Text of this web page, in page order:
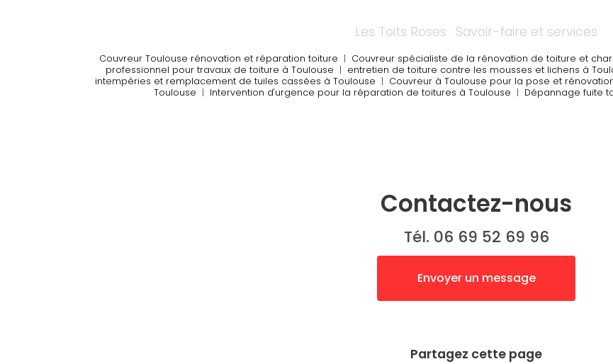
Les Toits Roses : Savoir-faire et services
Couvreur Toulouse rénovation et réparation toiture | Couvreur spécialiste de la rénovation de toiture et
professionnel pour travaux de toiture à Toulouse | entretien de toiture contre les mousses et lichens à
intempéries et remplacement de tuiles cassées à Toulouse | Couvreur à Toulouse pour la pose et
Toulouse | Intervention d'urgence pour la réparation de toitures à Toulouse | Dépannage fuite
Contactez-nous
Tél. 06 69 52 69 96
Envoyer un message
Partagez cette page